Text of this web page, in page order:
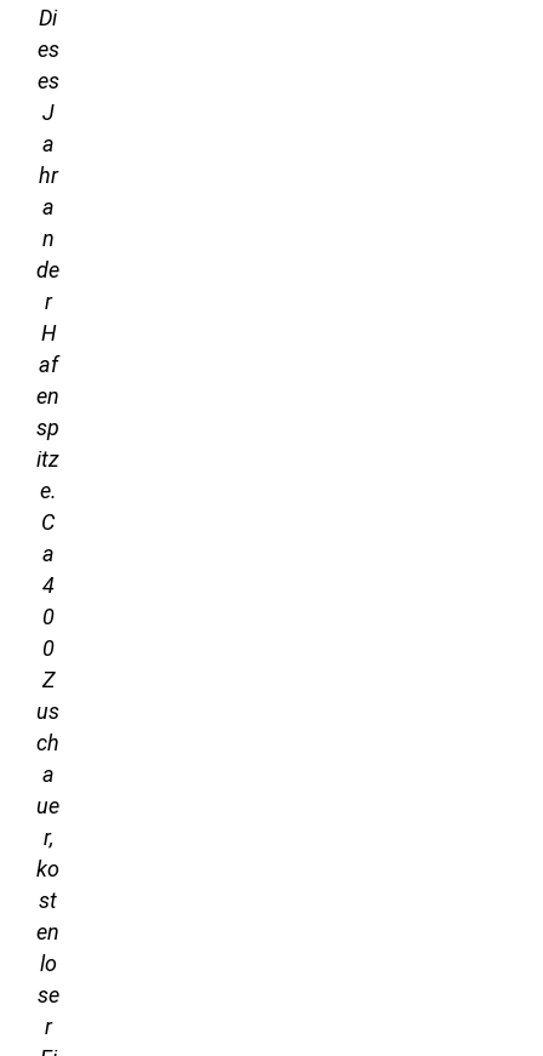
Di
es
es
J
a
hr
a
n
de
r
H
af
en
sp
itz
e.
C
a
4
0
0
Z
us
ch
a
ue
r,
ko
st
en
lo
se
r